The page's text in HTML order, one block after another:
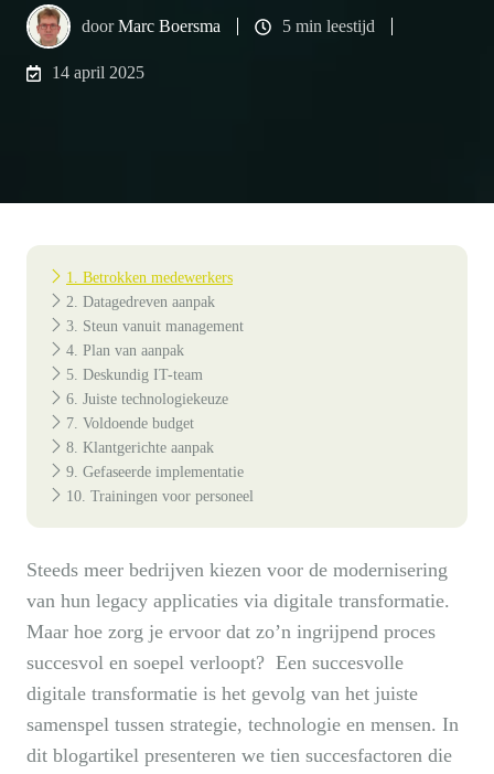
doorMarc Boersma 5 min leestijd
14 april 2025
Steeds meer bedrijven kiezen voor de modernisering
van hun legacy applicaties via digitale transformatie.
Maar hoe zorg je ervoor dat zo’n ingrijpend proces
succesvol en soepel verloopt? Een succesvolle
digitale transformatie is het gevolg van het juiste
samenspel tussen strategie, technologie en mensen. In
dit blogartikel presenteren we tien succesfactoren die
1. Betrokken medewerkers
2. Datagedreven aanpak
3. Steun vanuit management
4. Plan van aanpak
5. Deskundig IT-team
6. Juiste technologiekeuze
7. Voldoende budget
8. Klantgerichte aanpak
9. Gefaseerde implementatie
10. Trainingen voor personeel